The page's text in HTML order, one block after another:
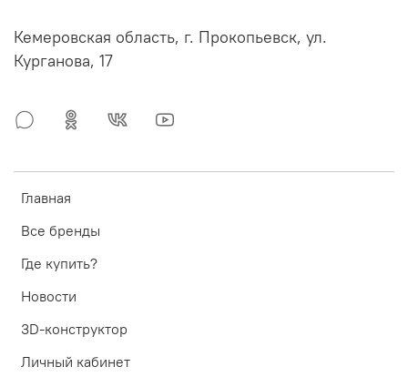
Главная
Все бренды
Где купить?
Новости
3D-конструктор
Личный кабинет
Кемеровская область, г. Прокопьевск, ул.
Курганова, 17